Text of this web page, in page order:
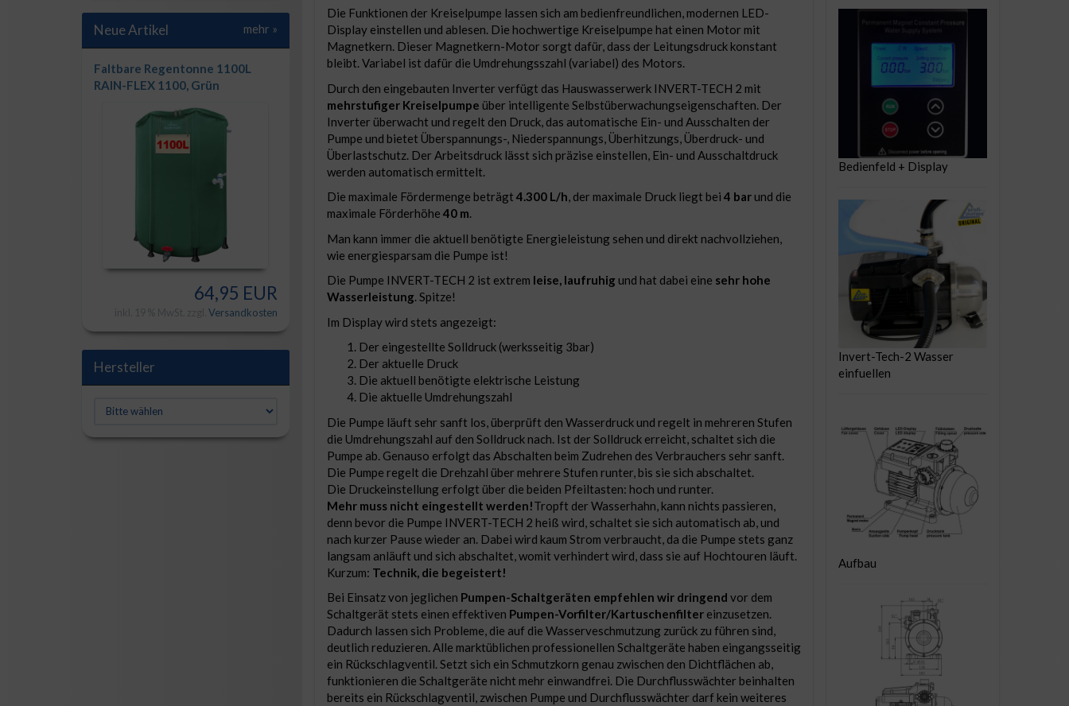
Neue Artikel mehr »
Faltbare Regentonne 1100L
RAIN-FLEX 1100, Grün
64,95 EUR
Versandkosten
Hersteller
Bedienfeld + Display
Invert-Tech-2 Wasser
einfuellen
Aufbau
Die Funktionen der Kreiselpumpe lassen sich am bedienfreundlichen, modernen LED-
Display einstellen und ablesen. Die hochwertige Kreiselpumpe hat einen Motor mit
Magnetkern. Dieser Magnetkern-Motor sorgt dafür, dass der Leitungsdruck konstant
bleibt. Variabel ist dafür die Umdrehungsszahl (variabel) des Motors.
Durch den eingebauten Inverter verfügt das Hauswasserwerk INVERT-TECH 2 mit
mehrstufiger Kreiselpumpe über intelligente Selbstüberwachungseigenschaften. Der
Inverter überwacht und regelt den Druck, das automatische Ein- und Ausschalten der
Pumpe und bietet Überspannungs-, Niederspannungs, Überhitzungs, Überdruck- und
Überlastschutz. Der Arbeitsdruck lässt sich präzise einstellen, Ein- und Ausschaltdruck
werden automatisch ermittelt.
Die maximale Fördermenge beträgt 4.300 L/h, der maximale Druck liegt bei 4 barund die
maximale Förderhöhe 40 m.
Man kann immer die aktuell benötigte Energieleistung sehen und direkt nachvollziehen,
wie energiesparsam die Pumpe ist!
Die Pumpe INVERT-TECH 2 ist extrem leise, laufruhig und hat dabei eine sehr hohe
Wasserleistung. Spitze!
Im Display wird stets angezeigt:
Der eingestellte Solldruck (werksseitig 3bar)
Der aktuelle Druck
Die aktuell benötigte elektrische Leistung
Die aktuelle Umdrehungszahl
Die Pumpe läuft sehr sanft los, überprüft den Wasserdruck und regelt in mehreren Stufen
die Umdrehungszahl auf den Solldruck nach. Ist der Solldruck erreicht, schaltet sich die
Pumpe ab. Genauso erfolgt das Abschalten beim Zudrehen des Verbrauchers sehr sanft.
Die Pumpe regelt die Drehzahl über mehrere Stufen runter, bis sie sich abschaltet.
Die Druckeinstellung erfolgt über die beiden Pfeiltasten: hoch und runter.
Mehr muss nicht eingestellt werden!Tropft der Wasserhahn, kann nichts passieren,
denn bevor die Pumpe INVERT-TECH 2 heiß wird, schaltet sie sich automatisch ab, und
nach kurzer Pause wieder an. Dabei wird kaum Strom verbraucht, da die Pumpe stets ganz
langsam anläuft und sich abschaltet, womit verhindert wird, dass sie auf Hochtouren läuft.
Kurzum: Technik, die begeistert!
Bei Einsatz von jeglichen Pumpen-Schaltgeräten empfehlen wir dringend vor dem
Schaltgerät stets einen effektiven Pumpen-Vorfilter/Kartuschenfiltereinzusetzen.
Dadurch lassen sich Probleme, die auf die Wasserveschmutzung zurück zu führen sind,
deutlich reduzieren. Alle marktüblichen professionellen Schaltgeräte haben eingangsseitig
ein Rückschlagventil. Setzt sich ein Schmutzkorn genau zwischen den Dichtflächen ab,
funktionieren die Schaltgeräte nicht mehr einwandfrei. Die Durchflusswächter beinhalten
bereits ein Rückschlagventil, zwischen Pumpe und Durchflusswächter darf kein weiteres